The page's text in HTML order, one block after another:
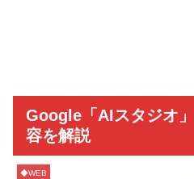
Google「AIスタジオ
容を解説
◆WEB